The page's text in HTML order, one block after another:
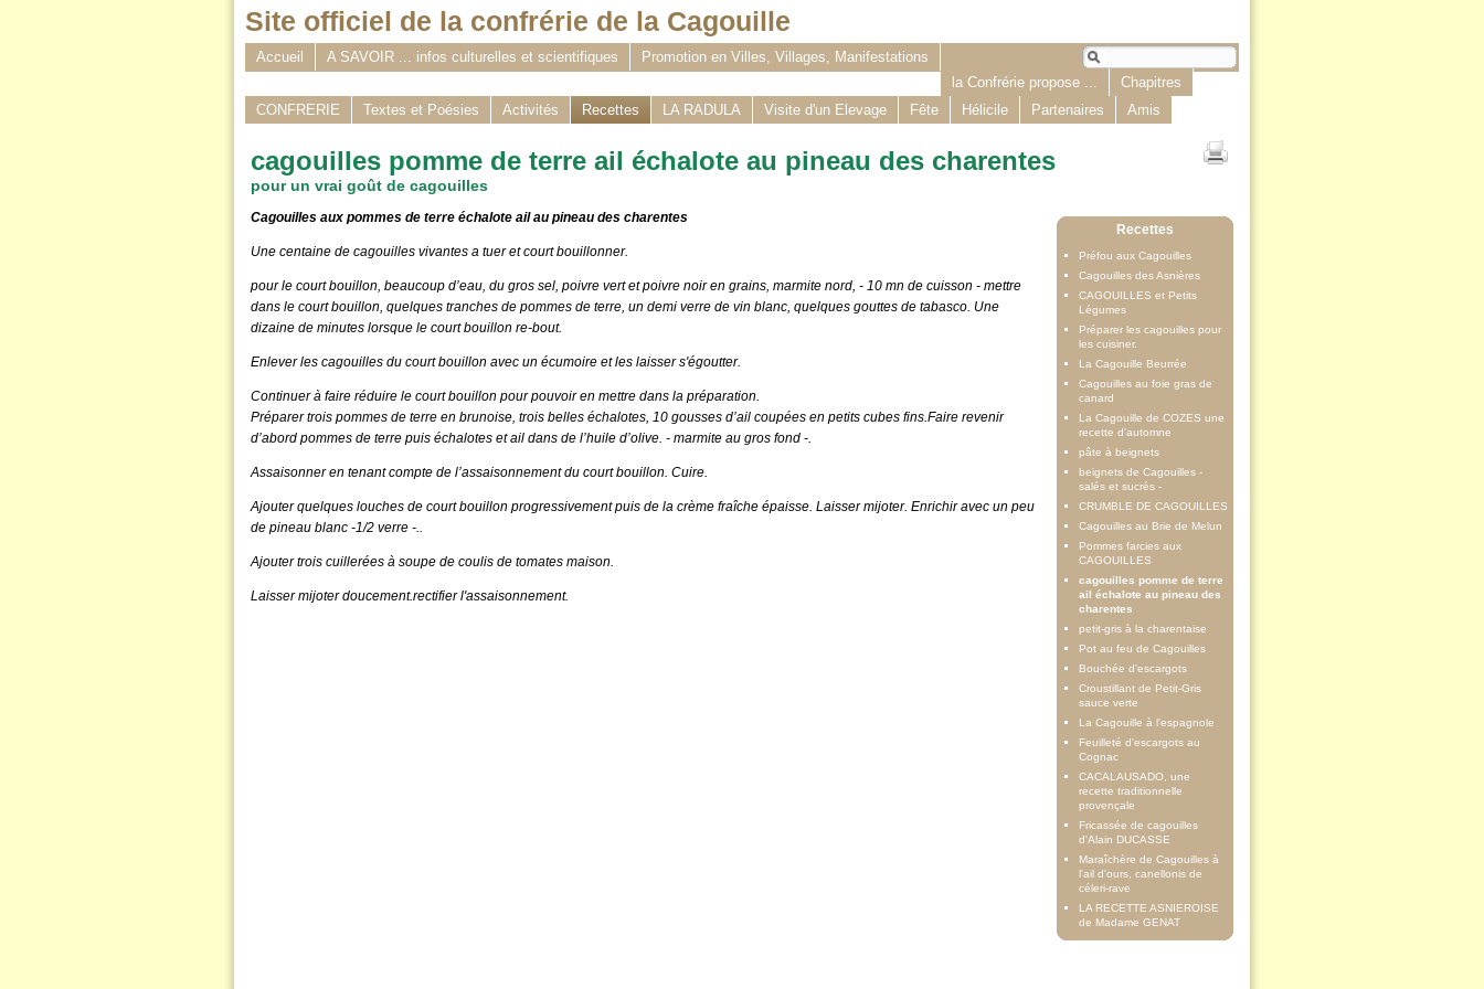
Site officiel de la confrérie de la Cagouille
Accueil A SAVOIR ... infos culturelles et scientifiques
Promotion en Villes, Villages, Manifestations
la Confrérie propose ...
Chapitres
CONFRERIE
Textes et Poésies Activités Recettes LA RADULA Visite d'un Elevage Fête Hélicile Partenaires Amis
cagouilles pomme de terre ail échalote au pineau des charentes
pour un vrai goût de cagouilles
Recettes
Préfou aux Cagouilles
Cagouilles des Asnières
CAGOUILLES et Petits
Légumes
Préparer les cagouilles pour
les cuisiner.
La Cagouille Beurrée
Cagouilles au foie gras de
canard
La Cagouille de COZES une
recette d'automne
pâte à beignets
beignets de Cagouilles -
salés et sucrés -
CRUMBLE DE CAGOUILLES
Cagouilles au Brie de Melun
Pommes farcies aux
CAGOUILLES
cagouilles pomme de terre
ail échalote au pineau des
charentes
petit-gris à la charentaise
Pot au feu de Cagouilles
Bouchée d'escargots
Croustillant de Petit-Gris
sauce verte
La Cagouille à l'espagnole
Feuilleté d'escargots au
Cognac
CACALAUSADO, une
recette traditionnelle
provençale
Fricassée de cagouilles
d'Alain DUCASSE
Maraîchère de Cagouilles à
l'ail d'ours, canellonis de
céleri-rave
LA RECETTE ASNIEROISE
de Madame GENAT
Cagouilles aux pommes de terre échalote ail au pineau des charentes
Une centaine de cagouilles vivantes a tuer et court bouillonner.
pour le court bouillon, beaucoup d’eau, du gros sel, poivre vert et poivre noir en grains, marmite nord, - 10 mn de cuisson - mettre
dans le court bouillon, quelques tranches de pommes de terre, un demi verre de vin blanc, quelques gouttes de tabasco. Une
dizaine de minutes lorsque le court bouillon re-bout.
Enlever les cagouilles du court bouillon avec un écumoire et les laisser s'égoutter.
Continuer à faire réduire le court bouillon pour pouvoir en mettre dans la préparation.
Préparer trois pommes de terre en brunoise, trois belles échalotes, 10 gousses d’ail coupées en petits cubes fins.Faire revenir
d’abord pommes de terre puis échalotes et ail dans de l’huile d’olive. - marmite au gros fond -.
Assaisonner en tenant compte de l’assaisonnement du court bouillon. Cuire.
Ajouter quelques louches de court bouillon progressivement puis de la crème fraîche épaisse. Laisser mijoter. Enrichir avec un peu
de pineau blanc -1/2 verre -..
Ajoutertrois cuillerées à soupe de coulis de tomates maison.
Laisser mijoter doucement.rectifier l'assaisonnement.